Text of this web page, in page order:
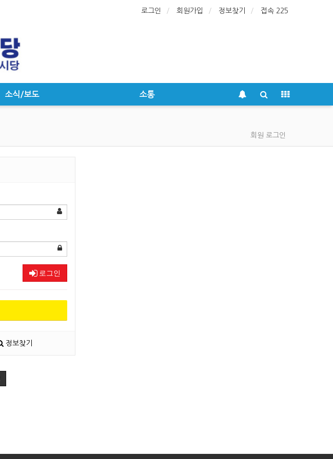
로그인 회원가입 정보찾기 접속 225
소식/보도 소통
회원 로그인
로그인
정보찾기